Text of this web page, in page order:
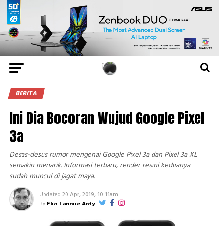
BERITA
Ini Dia Bocoran Wujud Google Pixel
3a
Desas-desus rumor mengenai Google Pixel 3a dan Pixel 3a XL
semakin menarik. Informasi terbaru, render resmi keduanya
sudah muncul di jagat maya.
Updated 20 Apr, 2019, 10:11am
By Eko Lannue Ardy